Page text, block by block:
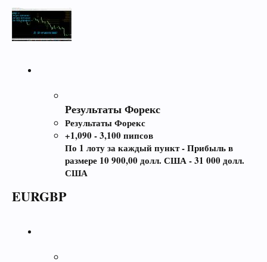
Результаты Форекс
Результаты Форекс
+1,090 - 3,100 пипсов
По 1 лоту за каждый пункт - Прибыль в
размере 10 900,00 долл. США - 31 000 долл.
США
EURGBP